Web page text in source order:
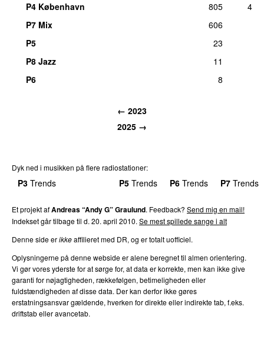
P4 København
805
4
P7 Mix
606
P5
23
P8 Jazz
11
P6
8
← 2023
2025 →
Dyk ned i musikken på flere radiostationer:
P3 Trends P5 Trends P6 Trends P7 Trends
Et projekt afAndreas “Andy G” Graulund. Feedback? Send mig en mail!
Indekset går tilbage til d. 20. april 2010. Se mest spillede sange i alt
Denne side erikkeaffilieret med DR, og er totalt uofficiel.
Oplysningerne på denne webside er alene beregnet til almen orientering.
Vi gør vores yderste for at sørge for, at data er korrekte, men kan ikke give
garanti for nøjagtigheden, rækkefølgen, betimeligheden eller
fuldstændigheden af disse data. Der kan derfor ikke gøres
erstatningsansvar gældende, hverken for direkte eller indirekte tab, f.eks.
driftstab eller avancetab.